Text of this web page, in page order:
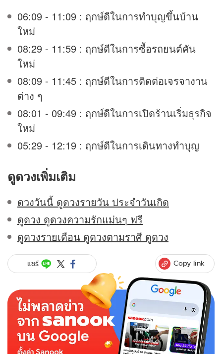
06:09 - 11:09 : ฤกษ์ดีในการทำบุญขึ้นบ้าน
ใหม่
08:29 - 11:59 : ฤกษ์ดีในการซื้อรถยนต์คัน
ใหม่
08:09 - 11:45 : ฤกษ์ดีในการติดต่อเจรจางาน
ต่าง ๆ
08:01 - 09:49 : ฤกษ์ดีในการเปิดร้านเริ่มธุรกิจ
ใหม่
05:29 - 12:19 : ฤกษ์ดีในการเดินทางทำบุญ
ดูดวงเพิ่มเติม
ดวงวันนี้ ดูดวงรายวัน ประจำวันเกิด
ดูดวง ดูดวงความรักแม่นๆ ฟรี
ดูดวงรายเดือน ดูดวงตามราศี ดูดวง
แชร์ Copy link